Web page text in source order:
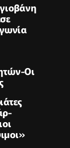
Οι